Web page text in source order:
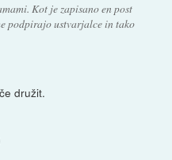
Kot je zapisano en post
podpirajo ustvarjalce in tako
družit.